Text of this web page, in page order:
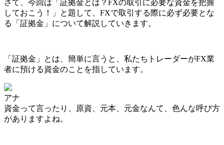
さて、 今回は「証拠金とは？FXの取引に必要な資金を把握
しておこう！」と題して、FXで取引する際に必ず必要とな
る「証拠金」について解説していきます。
「証拠金」とは、簡単に言うと、私たちトレーダーがFX業
者に預ける資金のこと を指しています。
アナ
資金って言ったり、原資、元本、元金なんて、色んな呼び方
がありますよね。